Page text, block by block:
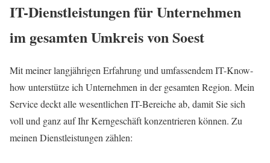
IT-Dienstleistungen für Unternehmen
im gesamten Umkreis von Soest
Mit meiner langjährigen Erfahrung und umfassendem IT-Know-
how unterstütze ich Unternehmen in der gesamten Region. Mein
Service deckt alle wesentlichen IT-Bereiche ab, damit Sie sich
voll und ganz auf Ihr Kerngeschäft konzentrieren können. Zu
meinen Dienstleistungen zählen: